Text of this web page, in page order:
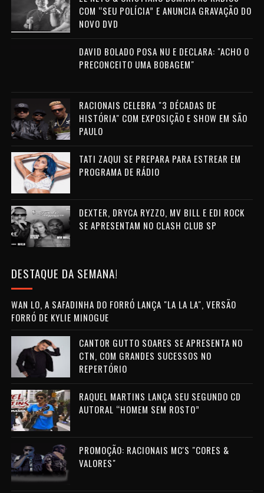
COM “SEU POLÍCIA” E ANUNCIA GRAVAÇÃO DO
NOVO DVD
DAVID BOLADO POSA NU E DECLARA: "ACHO O
PRECONCEITO UMA BOBAGEM"
RACIONAIS CELEBRA "3 DÉCADAS DE
HISTÓRIA" COM EXPOSIÇÃO E SHOW EM SÃO
PAULO
TATI ZAQUI SE PREPARA PARA ESTREAR EM
PROGRAMA DE RÁDIO
DEXTER, DRYCA RYZZO, MV BILL E EDI ROCK
SE APRESENTAM NO CLASH CLUB SP
DESTAQUE DA SEMANA!
WAN LO, A SAFADINHA DO FORRÓ LANÇA "LA LA LA", VERSÃO
FORRÓ DE KYLIE MINOGUE
CANTOR GUTTO SOARES SE APRESENTA NO
CTN, COM GRANDES SUCESSOS NO
REPERTÓRIO
RAQUEL MARTINS LANÇA SEU SEGUNDO CD
AUTORAL “HOMEM SEM ROSTO”
PROMOÇÃO: RACIONAIS MC'S "CORES &
VALORES"